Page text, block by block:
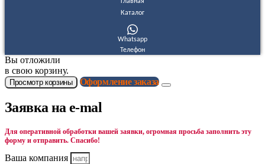
Каталог
Whatsapp
Телефон
Вы отложили
в свою корзину.
Просмотр корзины Оформление заказа
Заявка на e-mal
Для оперативной обработки вашей заявки, огромная просьба заполнить эту
форму и отправить. Спасибо!
Ваша компания